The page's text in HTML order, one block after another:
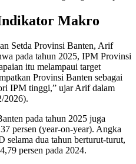
Makro
Setda Provinsi Banten, Arif
pada tahun 2025, IPM Provinsi
itu melampaui target
Provinsi Banten sebagai
IPM tinggi,” ujar Arif dalam
2026).
pada tahun 2025 juga
persen (year-on-year). Angka
selama dua tahun berturut-turut,
persen pada 2024.